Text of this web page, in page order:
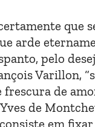
que
arde
pelo
Varillon,
frescura de
Yves de
em